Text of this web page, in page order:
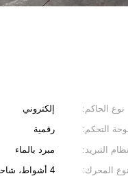
نوع الحاكم:
إلكتروني
التحكم:
رقمية
نظام التبريد:
مبرد بالماء
نوع المحرك:
4 أشواط، شاحن توربيني